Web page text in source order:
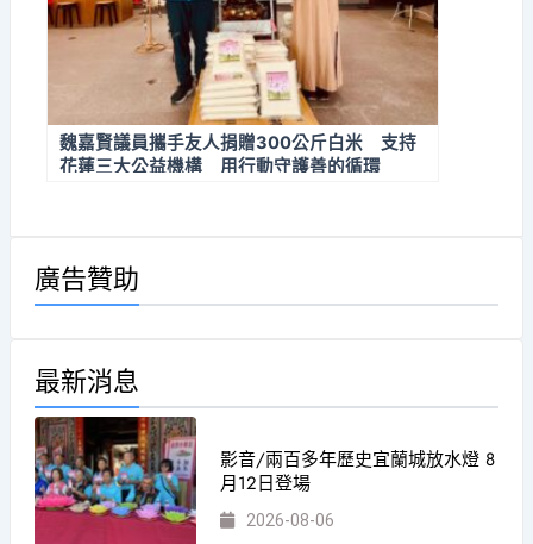
魏嘉賢議員攜手友人捐贈300公斤白米 支持
花蓮三大公益機構 用行動守護善的循環
廣告贊助
最新消息
影音/兩百多年歷史宜蘭城放水燈 8
月12日登場
2026-08-06